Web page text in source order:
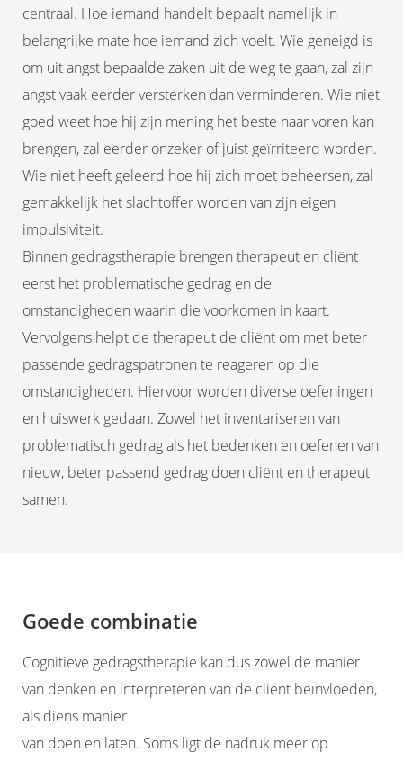
centraal. Hoe iemand handelt bepaalt namelijk in
belangrijke mate hoe iemand zich voelt. Wie geneigd is
om uit angst bepaalde zaken uit de weg te gaan, zal zijn
angst vaak eerder versterken dan verminderen. Wie niet
goed weet hoe hij zijn mening het beste naar voren kan
brengen, zal eerder onzeker of juist geïrriteerd worden.
Wie niet heeft geleerd hoe hij zich moet beheersen, zal
gemakkelijk het slachtoffer worden van zijn eigen
impulsiviteit.
Binnen gedragstherapie brengen therapeut en cliënt
eerst het problematische gedrag en de
omstandigheden waarin die voorkomen in kaart.
Vervolgens helpt de therapeut de cliënt om met beter
passende gedragspatronen te reageren op die
omstandigheden. Hiervoor worden diverse oefeningen
en huiswerk gedaan. Zowel het inventariseren van
problematisch gedrag als het bedenken en oefenen van
nieuw, beter passend gedrag doen cliënt en therapeut
samen.
Goede combinatie
Cognitieve gedragstherapie kan dus zowel de manier
van denken en interpreteren van de cliënt beïnvloeden,
als diens manier
van doen en laten. Soms ligt de nadruk meer op